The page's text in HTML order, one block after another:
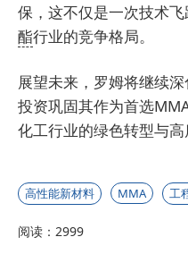
保，这不仅是一次技术
酯行业的竞争格局。
展望未来，罗姆将继续
投资巩固其作为首选
化工行业的绿色转型与高
高性能新材料 MMA 工
阅读：2999